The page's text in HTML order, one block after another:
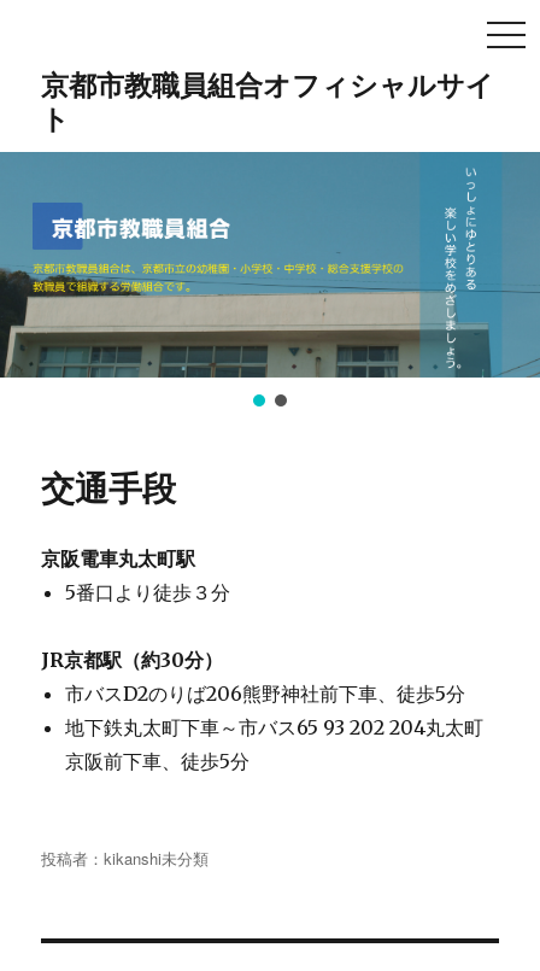
京都市教職員組合オフィシャルサイ
ト
交通手段
京阪電車丸太町駅
5番口より徒歩３分
JR京都駅（約30分）
市バスD2のりば206熊野神社前下車、徒歩5分
地下鉄丸太町下車～市バス65 93 202 204丸太町
京阪前下車、徒歩5分
投稿者：kikanshi未分類